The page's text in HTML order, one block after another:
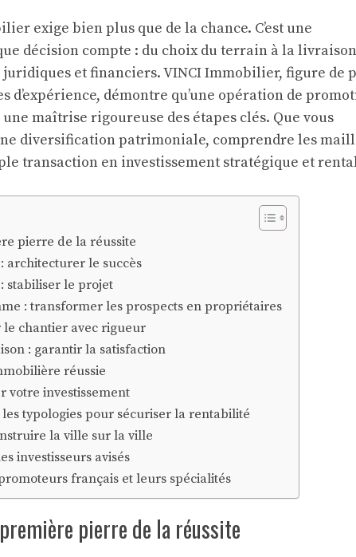
exige bien plus que de la chance. C’est une
décision compte : du choix du terrain à la
juridiques et financiers. VINCI Immobilier, figure de
d’expérience, démontre qu’une opération de
maîtrise rigoureuse des étapes clés. Que vous
diversification patrimoniale, comprendre les
transaction en investissement stratégique et
pierre de la réussite
architecturer le succès
stabiliser le projet
: transformer les prospects en propriétaires
chantier avec rigueur
: garantir la satisfaction
réussie
votre investissement
typologies pour sécuriser la rentabilité
la ville sur la ville
investisseurs avisés
français et leurs spécialités
pierre de la réussite